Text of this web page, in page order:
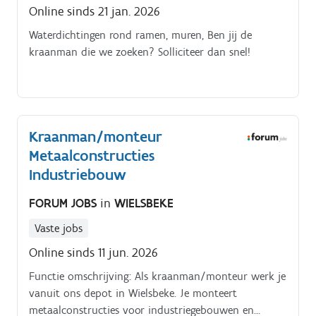
Online sinds 21 jan. 2026
Waterdichtingen rond ramen, muren, Ben jij de
kraanman die we zoeken? Solliciteer dan snel!
Kraanman/monteur
Metaalconstructies
Industriebouw
FORUM JOBS in WIELSBEKE
Vaste jobs
Online sinds 11 jun. 2026
Functie omschrijving: Als kraanman/monteur werk je
vanuit ons depot in Wielsbeke. Je monteert
metaalconstructies voor industriegebouwen en